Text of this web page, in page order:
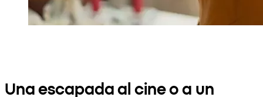
Una escapada al cine o a un